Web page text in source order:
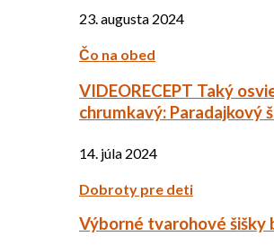
23. augusta 2024
Čo na obed
VIDEORECEPT Taký
chrumkavý: Paradajkový
14. júla 2024
Dobroty pre deti
Výborné tvarohové šišky